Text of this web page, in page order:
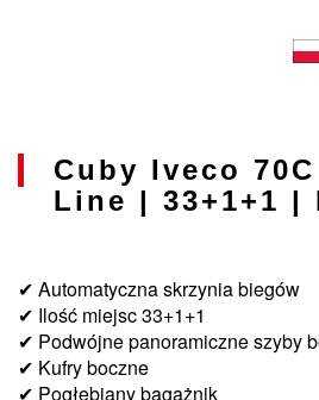
Cuby Iveco
Line | 33+1+1 |
✔ Automatyczna skrzynia biegów
✔ Ilość miejsc 33+1+1
✔ Podwójne panoramiczne szyby
✔ Kufry boczne
✔ Pogłębiany bagażnik